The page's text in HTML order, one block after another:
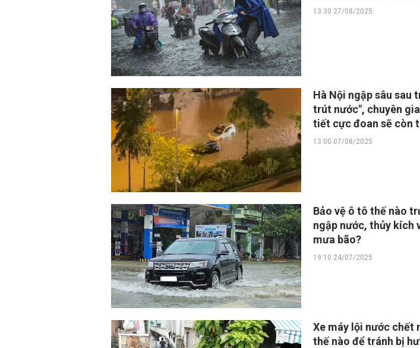
13:30 27/08/2025
Hà Nội ngập sâu sau
trút nước", chuyên
tiết cực đoan sẽ còn
13:00 07/08/2025
Bảo vệ ô tô thế nào
ngập nước, thủy kích
mưa bão?
19:10 24/07/2025
Xe máy lội nước chết
thế nào để tránh bị